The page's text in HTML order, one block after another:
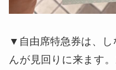
▼自由席特急券は、し
んが見回りに来ます